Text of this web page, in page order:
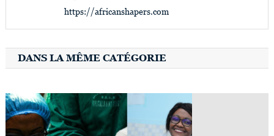
https://africanshapers.com
DANS LA MÊME CATÉGORIE